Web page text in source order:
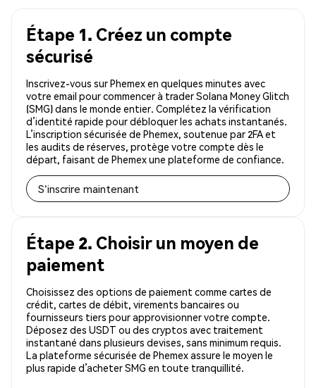
Étape 1. Créez un compte
sécurisé
Inscrivez-vous sur Phemex en quelques minutes avec
votre email pour commencer à trader Solana Money Glitch
(SMG) dans le monde entier. Complétez la vérification
d’identité rapide pour débloquer les achats instantanés.
L’inscription sécurisée de Phemex, soutenue par 2FA et
les audits de réserves, protège votre compte dès le
départ, faisant de Phemex une plateforme de confiance.
S'inscrire maintenant
Étape 2. Choisir un moyen de
paiement
Choisissez des options de paiement comme cartes de
crédit, cartes de débit, virements bancaires ou
fournisseurs tiers pour approvisionner votre compte.
Déposez des USDT ou des cryptos avec traitement
instantané dans plusieurs devises, sans minimum requis.
La plateforme sécurisée de Phemex assure le moyen le
plus rapide d’acheter SMG en toute tranquillité.